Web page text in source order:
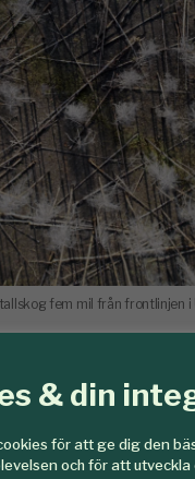
& din
för att ge dig den
och för att
fem mil från frontlinjen i
Maksym
i skog, både i
av fjärranalys och
hänger samman med